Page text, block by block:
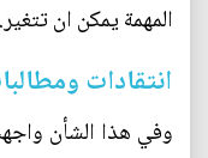
المهمة يمكن ان تتغير.
انتقادات
وفي هذا الشأن